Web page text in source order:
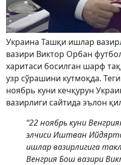
Украина Ташқи ишлар
вазири Виктор Орбан
харитаси босилган шарф
узр сўрашини кутмоқда.
ноябрь куни кечқурун
вазирлиги сайтида эълон
“22 ноябрь куни
элчиси Иштван
ишлар вазирлигига
Венгрия Бош вазири